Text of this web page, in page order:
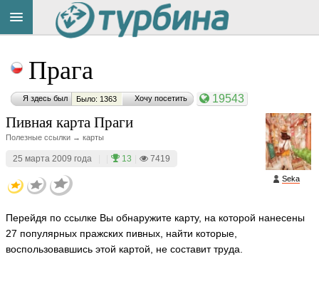
Прага
Я здесь был Было: 1363 Хочу посетить 19543
Seka
Пивная карта Праги
Полезные ссылки → карты
25 марта 2009 года 13 7419
Перейдя по ссылке Вы обнаружите карту, на которой нанесены
27 популярных пражских пивных, найти которые,
воспользовавшись этой картой, не составит труда.
на
сайте: